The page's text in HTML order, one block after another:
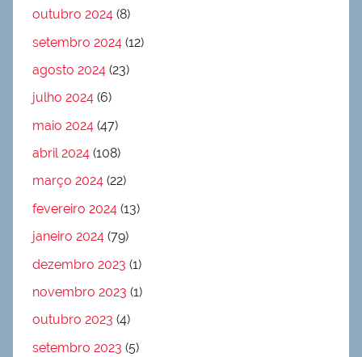
outubro 2024 (8)
setembro 2024 (12)
agosto 2024 (23)
julho 2024 (6)
maio 2024 (47)
abril 2024 (108)
março 2024 (22)
fevereiro 2024 (13)
janeiro 2024 (79)
dezembro 2023 (1)
novembro 2023 (1)
outubro 2023 (4)
setembro 2023 (5)